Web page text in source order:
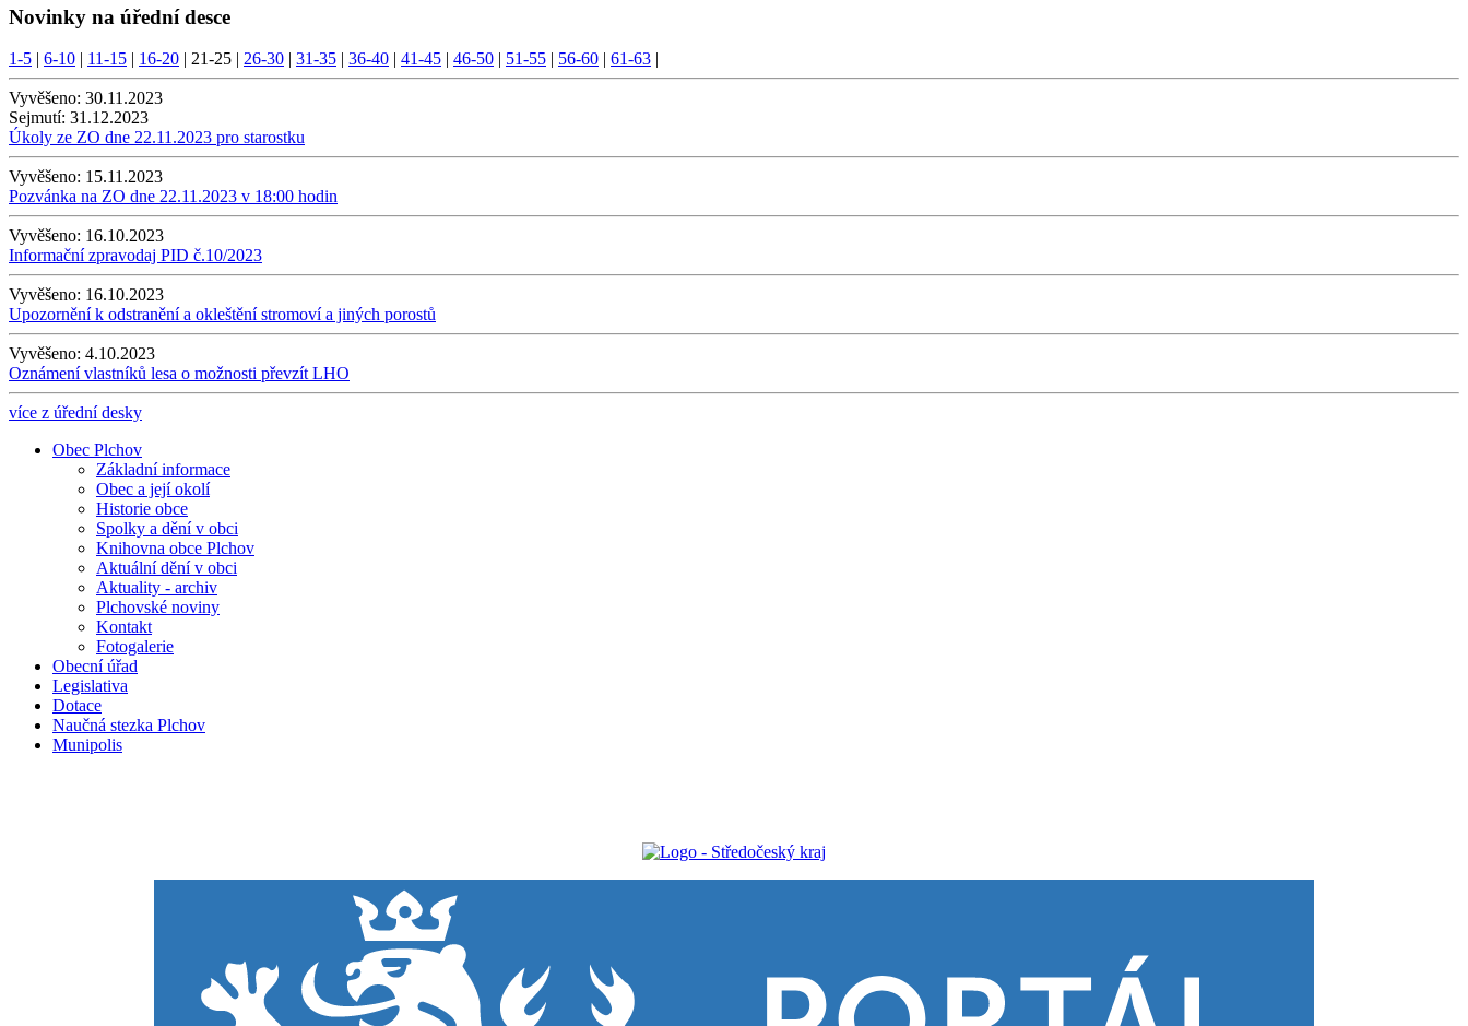
Novinky na úřední desce
1-5 6-10 11-15 16-20 21-25 26-30 31-35 36-40 41-45 46-50 51-55 56-60 61-63
Vyvěšeno: 30.11.2023
Sejmutí: 31.12.2023
Úkoly ze ZO dne 22.11.2023 pro starostku
Vyvěšeno: 15.11.2023
Pozvánka na ZO dne 22.11.2023 v 18:00 hodin
Vyvěšeno: 16.10.2023
Informační zpravodaj PID č.10/2023
Vyvěšeno: 16.10.2023
Upozornění k odstranění a okleštění stromoví a jiných porostů
Vyvěšeno: 4.10.2023
Oznámení vlastníků lesa o možnosti převzít LHO
více z úřední desky
Obec Plchov
Základní informace
Obec a její okolí
Historie obce
Spolky a dění v obci
Knihovna obce Plchov
Aktuální dění v obci
Aktuality - archiv
Plchovské noviny
Kontakt
Fotogalerie
Obecní úřad
Legislativa
Dotace
Naučná stezka Plchov
Munipolis